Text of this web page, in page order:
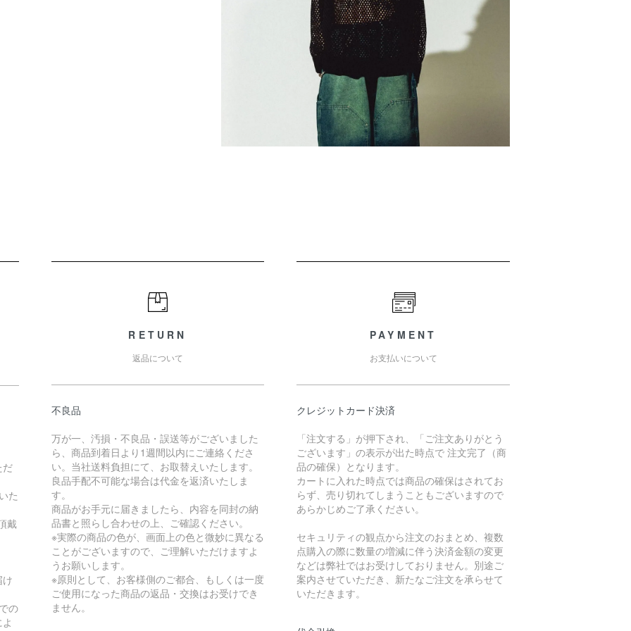
だ
た
戴
の
RETURN
返品について
不良品
万が一、汚損・不良品・誤送等がございました
ら、商品到着日より1週間以内にご連絡くださ
い。当社送料負担にて、お取替えいたします。
良品手配不可能な場合は代金を返済いたしま
す。
商品がお手元に届きましたら、内容を同封の納
品書と照らし合わせの上、ご確認ください。
※実際の商品の色が、画面上の色と微妙に異なる
ことがございますので、ご理解いただけますよ
うお願いします。
※原則として、お客様側のご都合、もしくは一度
ご使用になった商品の返品・交換はお受けでき
ません。
PAYMENT
お支払いについて
クレジットカード決済
「注文する」が押下され、「ご注文ありがとう
ございます」の表示が出た時点で 注文完了（商
品の確保）となります。
カートに入れた時点では商品の確保はされてお
らず、売り切れてしまうこともございますので
あらかじめご了承ください。
セキュリティの観点から注文のおまとめ、複数
点購入の際に数量の増減に伴う決済金額の変更
などは弊社ではお受けしておりません。別途ご
案内させていただき、新たなご注文を承らせて
いただきます。